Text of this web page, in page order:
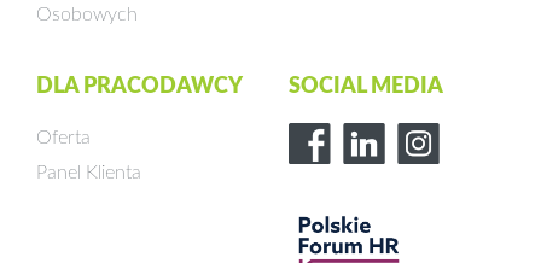
Osobowych
DLA PRACODAWCY
Oferta
Panel Klienta
SOCIAL MEDIA